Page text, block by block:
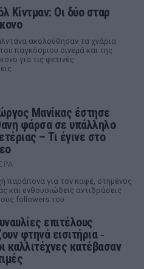
Κίντμαν: Οι δύο σταρ
ακολούθησαν τα χνάρια
παγκόσμιου σινεμά και της
για τις φετινές
Μανίκας έστησε
φάρσα σε υπάλληλο
– Τι έγινε στο
παράπονα για τον καφέ, στημένος
και ενθουσιώδεις αντιδράσεις
followers του
επιτέλους
φτηνά εισιτήρια ‑
καλλιτέχνες κατέβασαν